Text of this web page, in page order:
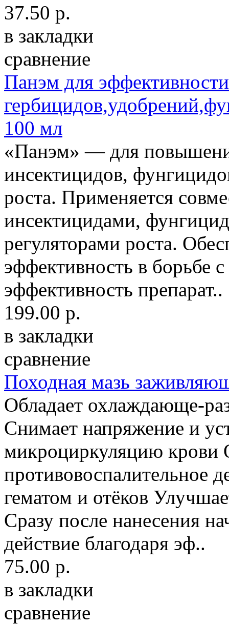
37.50 р.
в закладки
сравнение
Панэм для эффективности
100 мл
«Панэм» — для
инсектицидов,
роста. Применяется
инсектицидами,
регуляторами роста.
эффективность в борьбе
эффективность препарат..
199.00 р.
в закладки
сравнение
Походная мазь
Обладает охлаждающе-
Снимает напряжение и
микроциркуляцию крови
противовоспалительное
гематом и отёков
Сразу после нанесения
действие благодаря эф..
75.00 р.
в закладки
сравнение